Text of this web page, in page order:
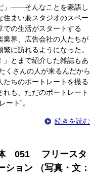
」――そんなことを豪語し
住まい兼スタジオのスペー
での生活がスタートする
業界、広告会社の人たちが
に訪れるようになった。
」とまで紹介した雑誌もあ
くさんの人が来るんだから
たちのポートレートを撮る
れも、ただのポートレート
ート”。
続きを読む
体 051 フリースタ
ション （写真・文：